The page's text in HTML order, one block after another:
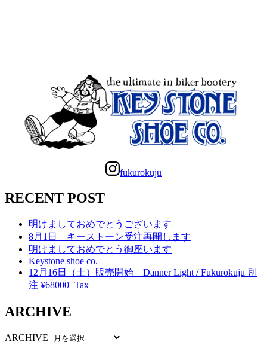
fukurokuju
RECENT POST
明けましておめでとうございます
8月1日 キーストーン受注再開します
明けましておめでとう御座います
Keystone shoe co.
12月16日（土）販売開始 Danner Light / Fukurokuju 別
注 ¥68000+Tax
ARCHIVE
ARCHIVE